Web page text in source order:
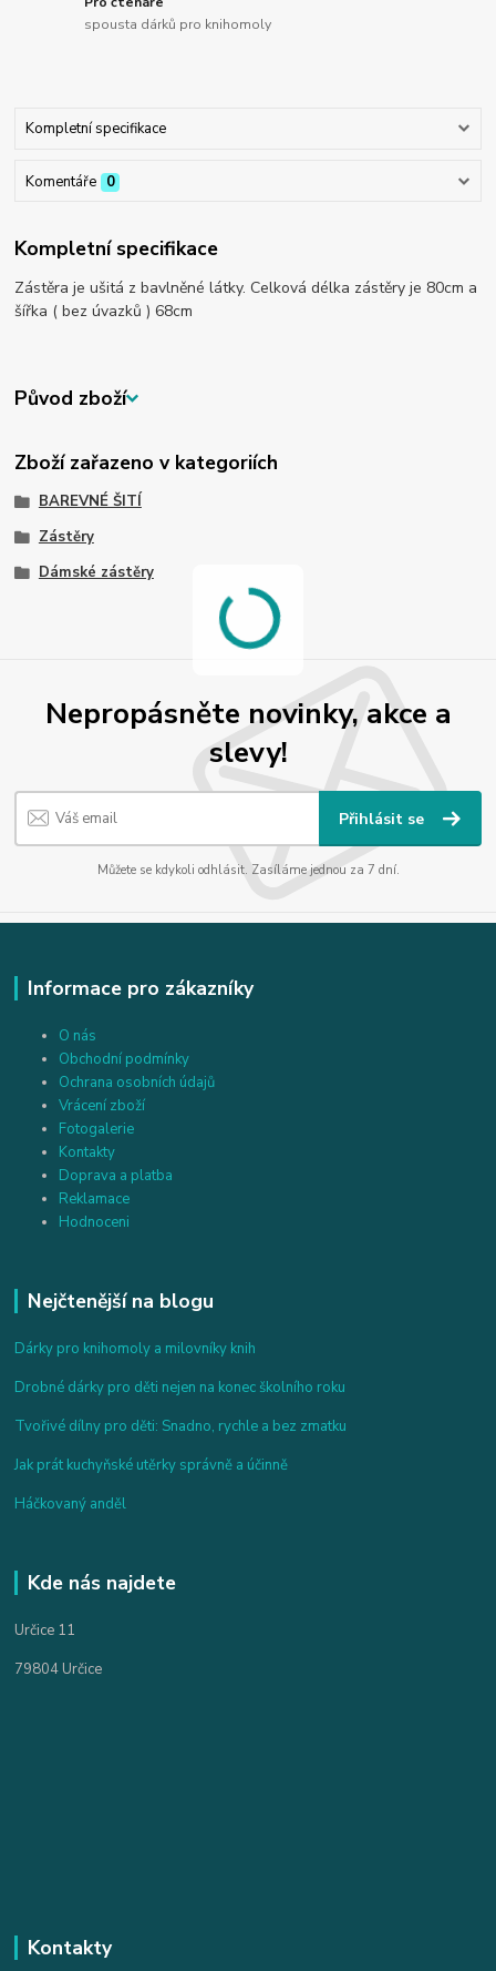
spousta dárků pro knihomoly
Kompletní specifikace
Komentáře 0
Kompletní specifikace
Zástěra je ušitá z bavlněné látky. Celková délka zástěry je 80cm a
šířka ( bez úvazků ) 68cm
Původ zboží
Zboží zařazeno v kategoriích
BAREVNÉ ŠITÍ
Zástěry
Dámské zástěry
Nepropásněte novinky, akce a
slevy!
Přihlásit se
Můžete se kdykoli odhlásit. Zasíláme jednou za 7 dní.
Informace pro zákazníky
O nás
Obchodní podmínky
Ochrana osobních údajů
Vrácení zboží
Fotogalerie
Kontakty
Doprava a platba
Reklamace
Hodnoceni
Nejčtenější na blogu
Dárky pro knihomoly a milovníky knih
Drobné dárky pro děti nejen na konec školního roku
Tvořivé dílny pro děti: Snadno, rychle a bez zmatku
Jak prát kuchyňské utěrky správně a účinně
Háčkovaný anděl
Kde nás najdete
Určice 11
79804 Určice
Kontakty